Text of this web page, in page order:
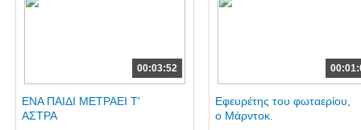
00:03:52
ΕΝΑ ΠΑΙΔΙ ΜΕΤΡΑΕΙ Τ'
ΑΣΤΡΑ
Εφευρέτης του φωταερίου,
ο Μάρντοκ.